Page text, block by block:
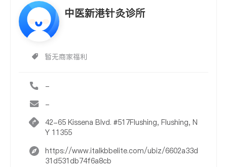
中医新港针灸诊所
暂无商家福利
-
-
42-65 Kissena Blvd. #517Flushing, Flushing, N
Y 11355
https://www.italkbbelite.com/ubiz/6602a33d
31d531db74f6a8cb